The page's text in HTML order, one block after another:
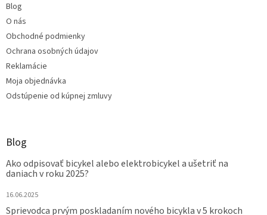
Blog
O nás
Obchodné podmienky
Ochrana osobných údajov
Reklamácie
Moja objednávka
Odstúpenie od kúpnej zmluvy
Blog
Ako odpisovať bicykel alebo elektrobicykel a ušetriť na
daniach v roku 2025?
16.06.2025
Sprievodca prvým poskladaním nového bicykla v 5 krokoch